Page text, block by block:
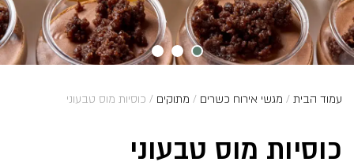
עמוד הבית / מגשי אירוח כשרים / מתוקים / כוסיות מוס טבעוני
כוסיות מוס טבעוני